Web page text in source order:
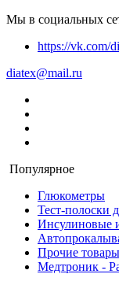
Мы в социальных
https://vk.com/
diatex@mail.ru
Популярное
Глюкометры
Тест-полоски
Инсулиновые
Прочие товары
Медтроник -